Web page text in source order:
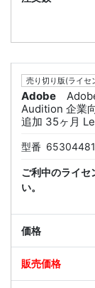
売り切り版(ライセ
Adobe
Audition 企業
追加 35ヶ月
型番
ご利中のライセ
い。